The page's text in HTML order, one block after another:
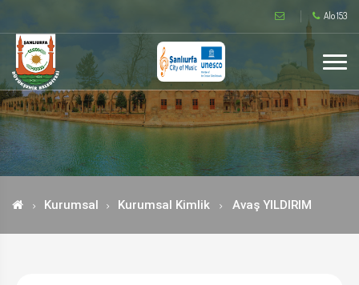
Alo 153
Kurumsal Kurumsal Kimlik Avaş YILDIRIM